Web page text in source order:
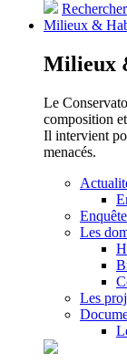
Milieux &
Milieux
Le
composition
Il intervient
menacés.
Les
Les